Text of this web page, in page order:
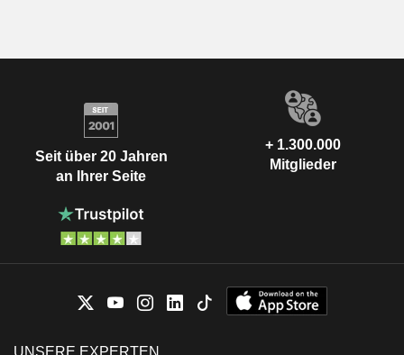
Seit über 20 Jahren
an Ihrer Seite
+ 1.300.000
Mitglieder